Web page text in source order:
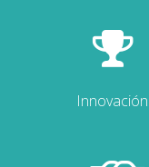
Innovación